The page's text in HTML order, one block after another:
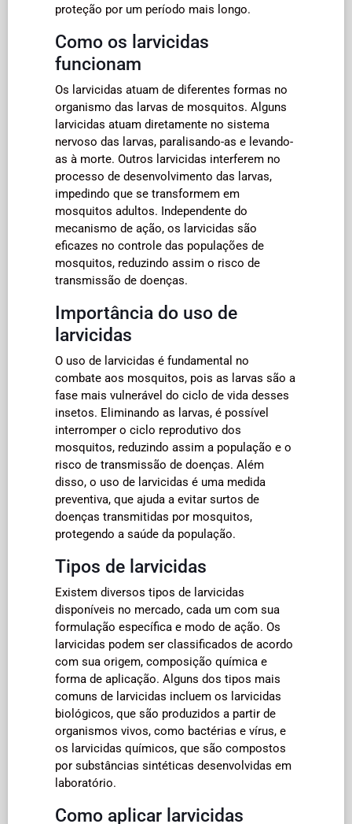
proteção por um período mais longo.
Como os larvicidas
funcionam
Os larvicidas atuam de diferentes formas no
organismo das larvas de mosquitos. Alguns
larvicidas atuam diretamente no sistema
nervoso das larvas, paralisando-as e levando-
as à morte. Outros larvicidas interferem no
processo de desenvolvimento das larvas,
impedindo que se transformem em
mosquitos adultos. Independente do
mecanismo de ação, os larvicidas são
eficazes no controle das populações de
mosquitos, reduzindo assim o risco de
transmissão de doenças.
Importância do uso de
larvicidas
O uso de larvicidas é fundamental no
combate aos mosquitos, pois as larvas são a
fase mais vulnerável do ciclo de vida desses
insetos. Eliminando as larvas, é possível
interromper o ciclo reprodutivo dos
mosquitos, reduzindo assim a população e o
risco de transmissão de doenças. Além
disso, o uso de larvicidas é uma medida
preventiva, que ajuda a evitar surtos de
doenças transmitidas por mosquitos,
protegendo a saúde da população.
Tipos de larvicidas
Existem diversos tipos de larvicidas
disponíveis no mercado, cada um com sua
formulação específica e modo de ação. Os
larvicidas podem ser classificados de acordo
com sua origem, composição química e
forma de aplicação. Alguns dos tipos mais
comuns de larvicidas incluem os larvicidas
biológicos, que são produzidos a partir de
organismos vivos, como bactérias e vírus, e
os larvicidas químicos, que são compostos
por substâncias sintéticas desenvolvidas em
laboratório.
Como aplicar larvicidas